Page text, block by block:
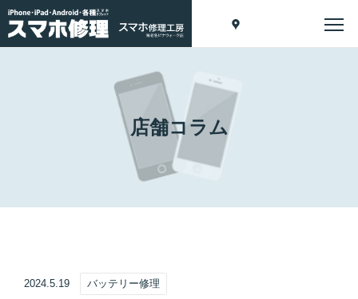
店舗コラム
2024.5.19 バッテリー修理